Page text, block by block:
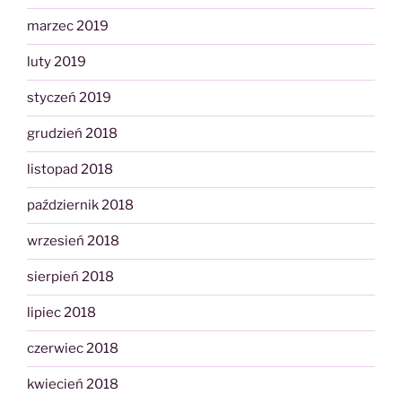
marzec 2019
luty 2019
styczeń 2019
grudzień 2018
listopad 2018
październik 2018
wrzesień 2018
sierpień 2018
lipiec 2018
czerwiec 2018
kwiecień 2018